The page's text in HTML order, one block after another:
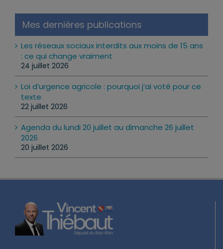
Mes dernières publications
Les réseaux sociaux interdits aux moins de 15 ans
: ce qui change vraiment
24 juillet 2026
Loi d’urgence agricole : pourquoi j’ai voté pour ce
texte
22 juillet 2026
Agenda du lundi 20 juillet au dimanche 26 juillet
2026
20 juillet 2026